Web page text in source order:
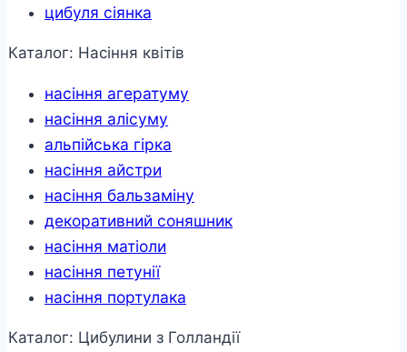
цибуля сіянка
Каталог: Насіння квітів
насіння агератуму
насіння алісуму
альпійська гірка
насіння айстри
насіння бальзаміну
декоративний соняшник
насіння матіоли
насіння петунії
насіння портулака
Каталог: Цибулини з Голландії